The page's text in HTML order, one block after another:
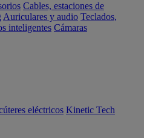
Cables, estaciones de
Auriculares y audio Teclados,
inteligentes Cámaras
eléctricos Kinetic Tech